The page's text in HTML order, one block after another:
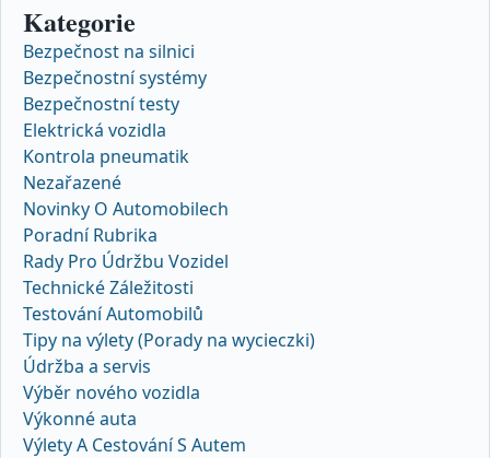
Kategorie
Bezpečnost na silnici
Bezpečnostní systémy
Bezpečnostní testy
Elektrická vozidla
Kontrola pneumatik
Nezařazené
Novinky O Automobilech
Poradní Rubrika
Rady Pro Údržbu Vozidel
Technické Záležitosti
Testování Automobilů
Tipy na výlety (Porady na wycieczki)
Údržba a servis
Výběr nového vozidla
Výkonné auta
Výlety A Cestování S Autem